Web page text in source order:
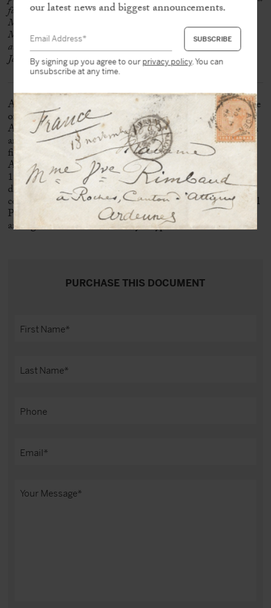
fait de circonstances trop longues à expliquer, remise au creuset.
Mais je vous fixerai bientôt.
Merci encore de tout ce que vous me dites et croyez-moi votre très
amicalement dévoué
Jacques Rivière »
A novelist and art critic, André Salmon (1881–1969) was one
of the foremost champions of Cubism, alongside Guillaume
Apollinaire and Maurice Raynal. His close ties to the Parisian
artistic circles of the early 20th century made him a central
figure of the Montmartre bohemian scene of the time.
Appointed head of theNouvelle Revue Française
1919, Jacques Rivière revealed a remarkable talent for
discovering new literary voices. His influence was
considerable: he brought to publication such figures as Marcel
Proust, François Mauriac, Paul Valéry, and Saint-John Perse,
among others. He died suddenly of typhoid fever in 1925.
PURCHASE THIS DOCUMENT
our latest news and biggest announcements.
By signing up you agree to ourprivacy policy. You can
unsubscribe at any time.